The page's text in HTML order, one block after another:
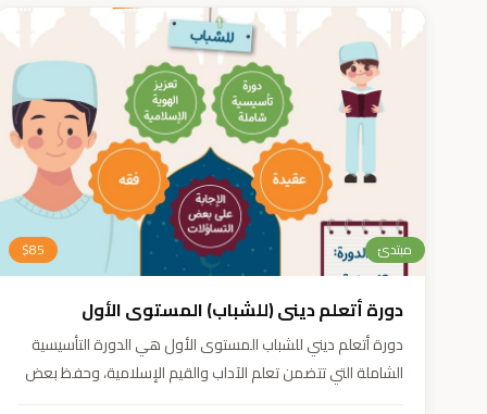
مبتدئ $85
دورة أتعلم ديني (للشباب) المستوى الأول
دورة أتعلم ديني للشباب المستوى الأول هي الدورة التأسيسية
الشاملة التي تتضمن تعلم الآداب والقيم الإسلامية، وحفظ بعض